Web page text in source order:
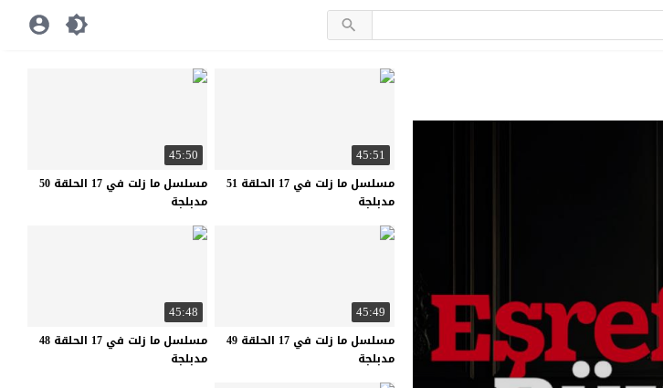
45:51
مسلسل ما زلت في 17 الحلقة 51
مدبلجة
45:50
مسلسل ما زلت في 17 الحلقة 50
مدبلجة
45:49
مسلسل ما زلت في 17 الحلقة 49
مدبلجة
45:48
مسلسل ما زلت في 17 الحلقة 48
مدبلجة